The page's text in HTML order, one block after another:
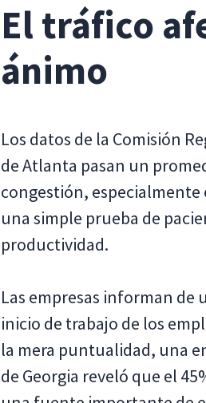
El tráfico
ánimo
Los datos de la Comisión
de Atlanta pasan un
congestión, especialmente
una simple prueba de
productividad.
Las empresas informan de
inicio de trabajo de los
la mera puntualidad, una
de Georgia reveló que el